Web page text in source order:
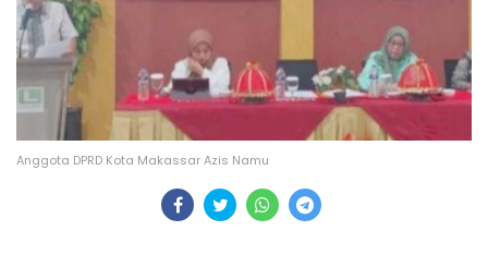
Anggota DPRD Kota Makassar Azis Namu